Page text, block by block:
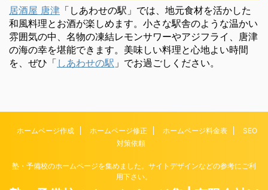
居酒屋 唐津 「しあわせの駅」では、地元食材を活かした
和風料理とお酒が楽しめます。小さな駅舎のような温かい
雰囲気の中、名物の凍結レモンサワーやアジフライ、唐津
の海の幸を堪能できます。美味しい料理と心地よい時間
を、ぜひ「 しあわせの駅 」でお過ごしください。
ホームページ作成 ホームページ修正 ホームページ料金表
SEO
対策依頼
塾・予備校のホームページを集めました。サイトデザインなどの参考にご利
用下さい。